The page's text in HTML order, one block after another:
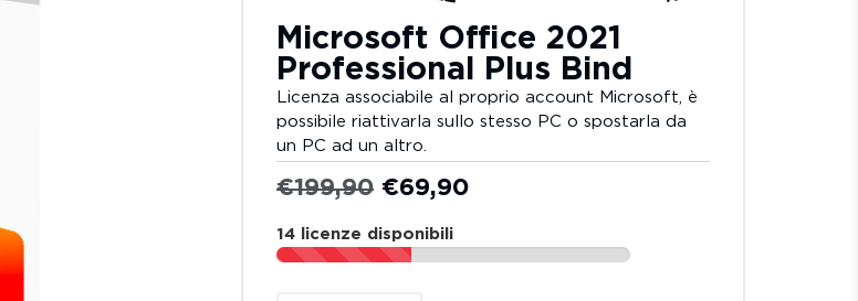
Microsoft Office 2021
Professional Plus Bind
Licenza associabile al proprio account Microsoft, è
possibile riattivarla sullo stesso PC o spostarla da
un PC ad un altro.
€199,90 €69,90
14 licenze disponibili